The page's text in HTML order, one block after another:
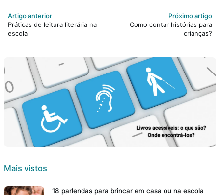
Artigo anterior
Práticas de leitura literária na
escola
Próximo artigo
Como contar histórias para
crianças?
Mais vistos
18 parlendas para brincar em casa ou na escola